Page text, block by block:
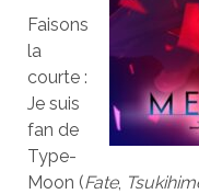
Faisons
la
courte :
Je suis
fan de
Type-
Moon (Fate,